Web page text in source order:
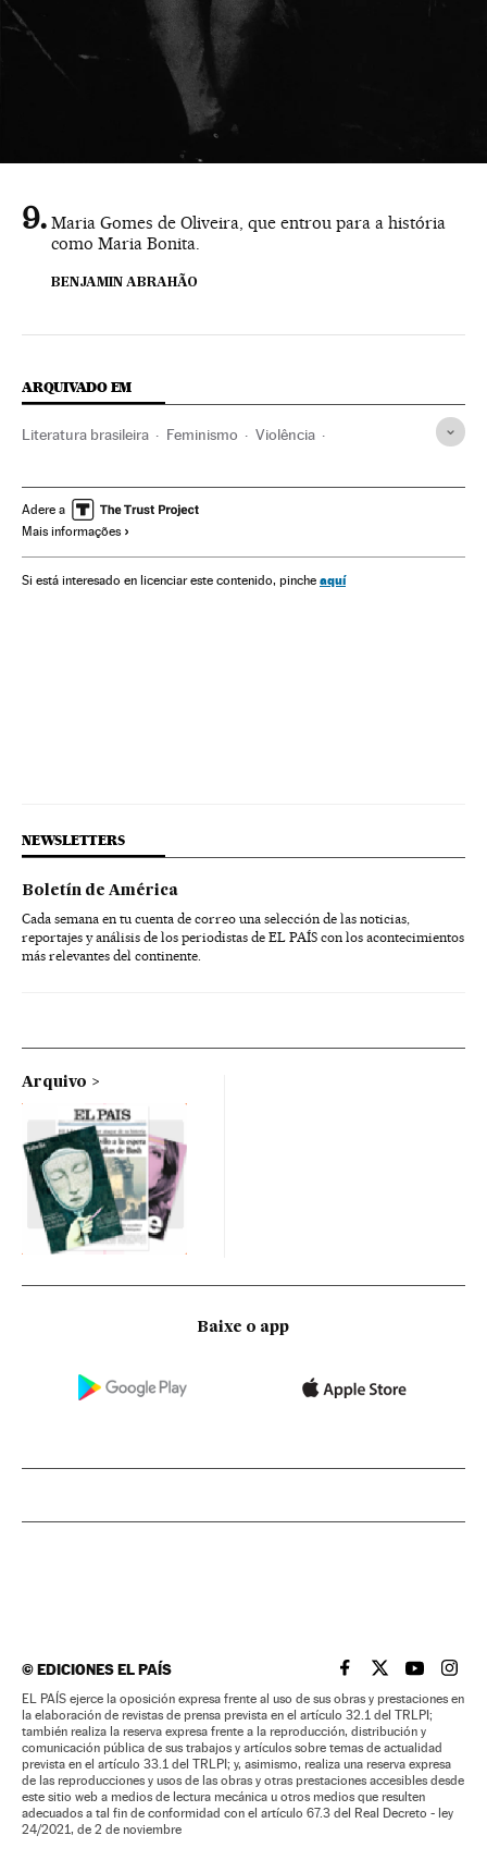
Maria Gomes de Oliveira, que entrou para a história
como Maria Bonita.
BENJAMIN ABRAHÃO
ARQUIVADO EM
Literatura brasileira Feminismo Violência
América Latina História
Adere a
Mais informações
Si está interesado en licenciar este contenido, pinche aquí
NEWSLETTERS
Boletín de América
Cada semana en tu cuenta de correo una selección de las noticias,
reportajes y análisis de los periodistas de EL PAÍS con los acontecimientos
más relevantes del continente.
Arquivo
Baixe o app
©EDICIONES EL PAÍS EL PAÍS BRASIL EN
EL PAÍSEL PAÍS
EL
EL PAÍS ejerce la oposición expresa frente al uso de sus obras y prestaciones en
la elaboración de revistas de prensa prevista en el artículo 32.1 del TRLPI;
también realiza la reserva expresa frente a la reproducción, distribución y
comunicación pública de sus trabajos y artículos sobre temas de actualidad
prevista en el artículo 33.1 del TRLPI; y, asimismo, realiza una reserva expresa
de las reproducciones y usos de las obras y otras prestaciones accesibles desde
este sitio web a medios de lectura mecánica u otros medios que resulten
adecuados a tal fin de conformidad con el artículo 67.3 del Real Decreto - ley
24/2021, de 2 de noviembre